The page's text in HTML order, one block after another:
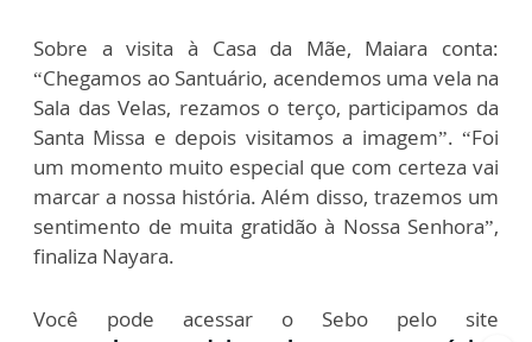
Sobre a visita à Casa da Mãe, Maiara conta:
“Chegamos ao Santuário, acendemos uma vela na
Sala das Velas, rezamos o terço, participamos da
Santa Missa e depois visitamos a imagem”. “Foi
um momento muito especial que com certeza vai
marcar a nossa história. Além disso, trazemos um
sentimento de muita gratidão à Nossa Senhora”,
finaliza Nayara.
Você pode acessar o Sebo pelo site